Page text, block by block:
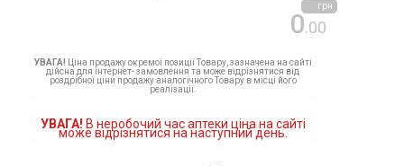
0.00
грн
УВАГА! Ціна продажу окремої позиції Товару, зазначена на сайті
дійсна для інтернет- замовлення та може відрізнятися від
роздрібної ціни продажу аналогічного Товару в місці його
реалізації.
УВАГА! В неробочий час аптеки ціна на сайті
може відрізнятися на наступний день.